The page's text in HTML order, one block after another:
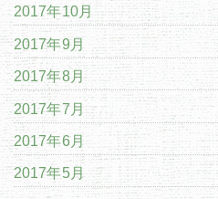
2017年10月
2017年9月
2017年8月
2017年7月
2017年6月
2017年5月